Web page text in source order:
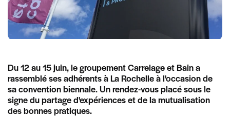
Du 12 au 15 juin, le groupement Carrelage et Bain a
rassemblé ses adhérents à La Rochelle à l'occasion de
sa convention biennale. Un rendez-vous placé sous le
signe du partage d'expériences et de la mutualisation
des bonnes pratiques.